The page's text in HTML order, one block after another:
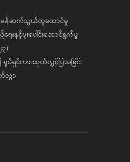
တမန်ဆက်သွယ်ထူထောင်မှု
ေးနှင့်ပူးပေါင်းဆောင်ရွက်မှု
)
ရှင်ကားထုတ်လွှင့်ပြသခြင်း
လွှာ